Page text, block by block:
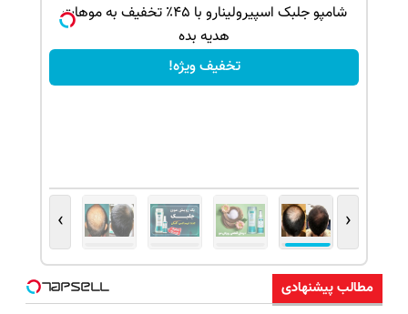
شامپو جلبک اسپیرولینارو با ۴۵٪ تخفیف به موهات
هدیه بده
تخفیف ویژه!
‹
›
مطالب پیشنهادی